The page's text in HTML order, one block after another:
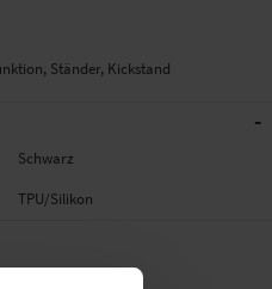
Ständer, Kickstand
-
Schwarz
TPU/Silikon